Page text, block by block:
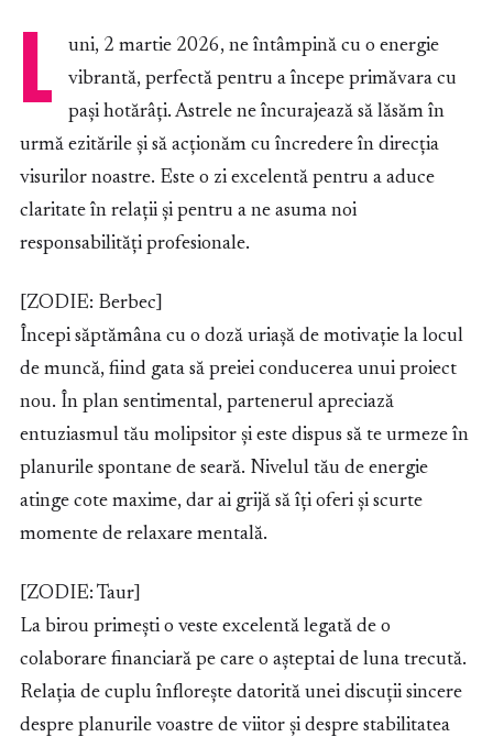
L
uni, 2 martie 2026, ne întâmpină cu o energie
vibrantă, perfectă pentru a începe primăvara cu
pași hotărâți. Astrele ne încurajează să lăsăm în
urmă ezitările și să acționăm cu încredere în direcția
visurilor noastre. Este o zi excelentă pentru a aduce
claritate în relații și pentru a ne asuma noi
responsabilități profesionale.
[ZODIE: Berbec]
Începi săptămâna cu o doză uriașă de motivație la locul
de muncă, fiind gata să preiei conducerea unui proiect
nou. În plan sentimental, partenerul apreciază
entuziasmul tău molipsitor și este dispus să te urmeze în
planurile spontane de seară. Nivelul tău de energie
atinge cote maxime, dar ai grijă să îți oferi și scurte
momente de relaxare mentală.
[ZODIE: Taur]
La birou primești o veste excelentă legată de o
colaborare financiară pe care o așteptai de luna trecută.
Relația de cuplu înflorește datorită unei discuții sincere
despre planurile voastre de viitor și despre stabilitatea